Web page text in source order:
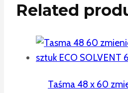
Related
Taśma 48 x 60